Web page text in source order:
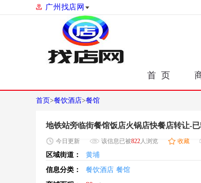
广州找店网
首 页
首页>餐饮酒店>餐馆
地铁站旁临街餐馆饭店火锅店快餐店转让-
今日 更新 该信息已被822人浏览 收藏
区域街道：
黄埔
信息分类：
餐饮酒店 餐馆